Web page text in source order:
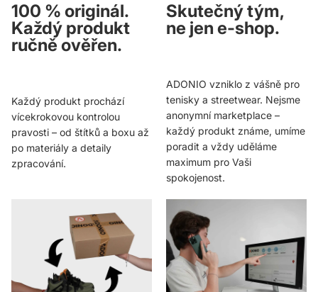
100 % originál.
Každý produkt
ručně ověřen.
Každý produkt prochází
vícekrokovou kontrolou
pravosti – od štítků a boxu až
po materiály a detaily
zpracování.
Skutečný tým,
ne jen e-shop.
ADONIO vzniklo z vášně pro
tenisky a streetwear. Nejsme
anonymní marketplace –
každý produkt známe, umíme
poradit a vždy uděláme
maximum pro Vaši
spokojenost.